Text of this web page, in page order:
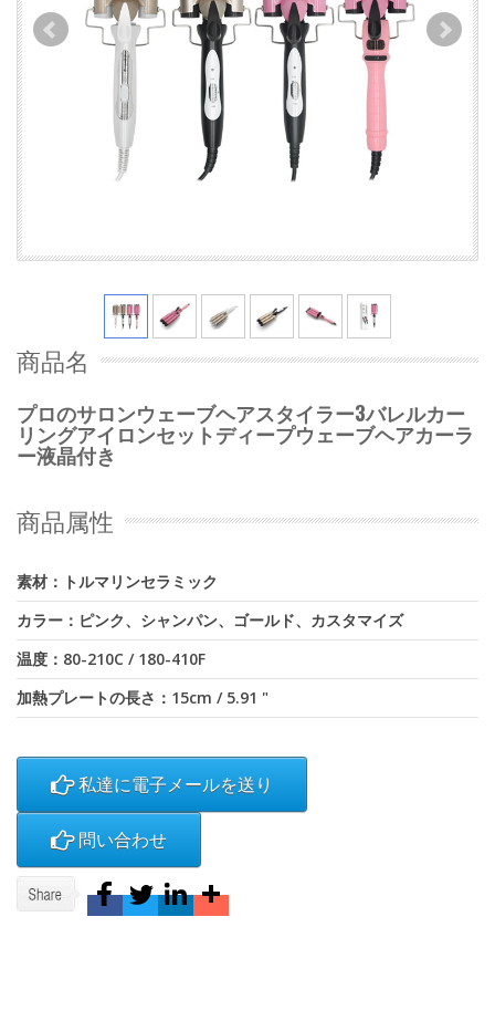
商品名
プロのサロンウェーブヘアスタイラー3バレルカー
リングアイロンセットディープウェーブヘアカーラ
ー液晶付き
商品属性
素材：トルマリンセラミック
カラー：ピンク、シャンパン、ゴールド、カスタマイズ
温度：80-210C / 180-410F
加熱プレートの長さ：15cm / 5.91 "
私達に電子メールを送り
問い合わせ